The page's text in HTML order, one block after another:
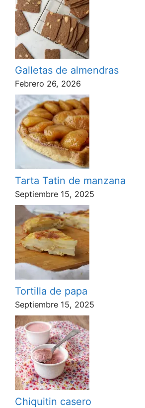
Galletas de almendras
Febrero 26, 2026
Tarta Tatin de manzana
Septiembre 15, 2025
Tortilla de papa
Septiembre 15, 2025
Chiquitin casero